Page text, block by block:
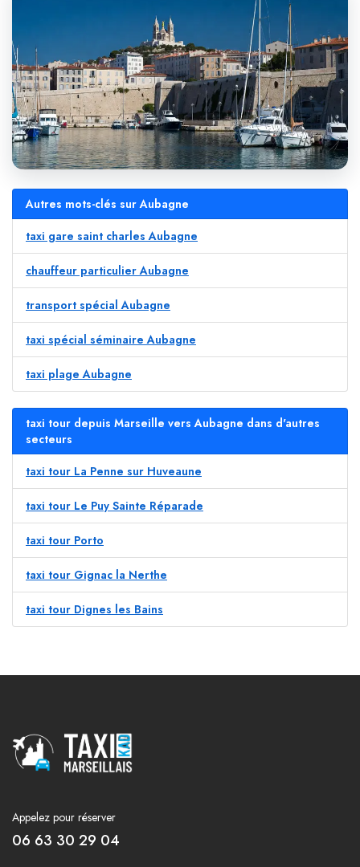
Autres mots-clés sur Aubagne
taxi gare saint charles Aubagne
chauffeur particulier Aubagne
transport spécial Aubagne
taxi spécial séminaire Aubagne
taxi plage Aubagne
taxi tour depuis Marseille vers Aubagne dans d'autres
secteurs
taxi tour La Penne sur Huveaune
taxi tour Le Puy Sainte Réparade
taxi tour Porto
taxi tour Gignac la Nerthe
taxi tour Dignes les Bains
Appelez pour réserver
06 63 30 29 04